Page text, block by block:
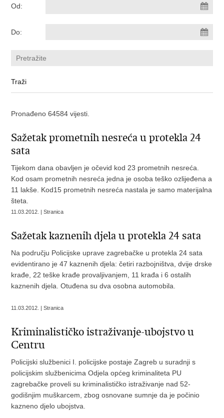
Od:
Do:
Pronađeno 64584 vijesti.
Sažetak prometnih nesreća u protekla 24
sata
Tijekom dana obavljen je očevid kod 23 prometnih nesreća.
Kod osam prometnih nesreća jedna je osoba teško ozlijeđena a
11 lakše. Kod15 prometnih nesreća nastala je samo materijalna
šteta.
11.03.2012. | Stranica
Sažetak kaznenih djela u protekla 24 sata
Na području Policijske uprave zagrebačke u protekla 24 sata
evidentirano je 47 kaznenih djela: četiri razbojništva, dvije drske
krađe, 22 teške krađe provaljivanjem, 11 krađa i 6 ostalih
kaznenih djela. Otuđena su dva osobna automobila.
11.03.2012. | Stranica
Kriminalističko istraživanje-ubojstvo u
Centru
Policijski službenici I. policijske postaje Zagreb u suradnji s
policijskim službenicima Odjela općeg kriminaliteta PU
zagrebačke proveli su kriminalističko istraživanje nad 52-
godišnjim muškarcem, zbog osnovane sumnje da je počinio
kazneno djelo ubojstva.